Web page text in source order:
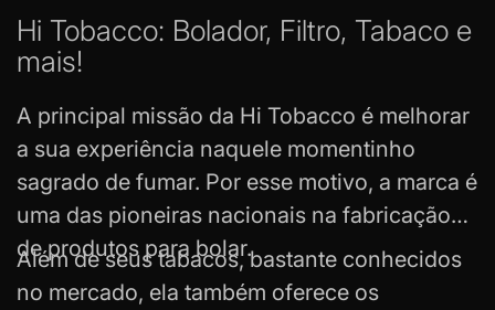
mercado. Na Tabacaria da Mata você
encontra uma seleção completa dessa marca
tão da hora.
Hi Tobacco: Bolador, Filtro, Tabaco e
mais!
A principal missão da Hi Tobacco é melhorar
a sua experiência naquele momentinho
sagrado de fumar. Por esse motivo, a marca é
uma das pioneiras nacionais na fabricação
deprodutos para bolar.
Além de seus tabacos, bastante conhecidos
no mercado, ela também oferece os